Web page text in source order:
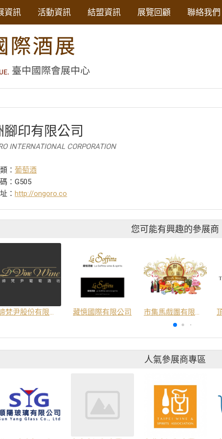
資訊 活動資訊 結盟資訊 展覽回顧 聯絡我們
腳印有限公司
INTERNATIONAL CORPORATION
：葡萄酒
：G505
：http://ongoro.co
您可能有興趣的參展商
諦梵尹股份有限公司 藏憶國際有限公司 市集馬戲團有限公司
人氣參展商專區